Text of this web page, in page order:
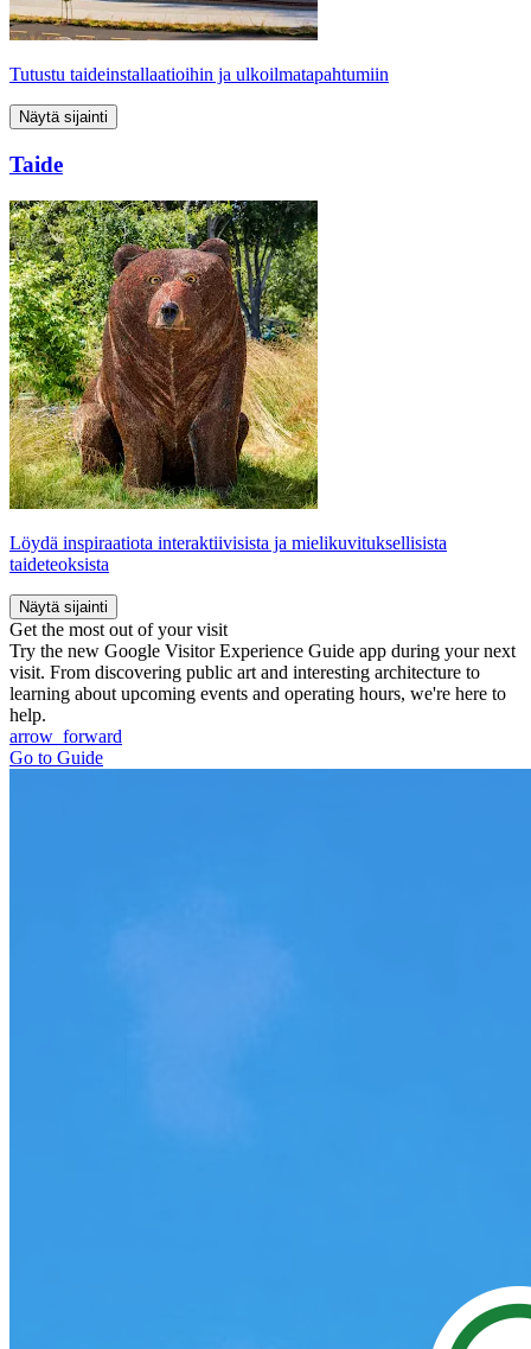
Tutustu taideinstallaatioihin ja ulkoilmatapahtumiin
Näytä sijainti
Taide
Löydä inspiraatiota interaktiivisista ja mielikuvituksellisista
taideteoksista
Näytä sijainti
Get the most out of your visit
Try the new Google Visitor Experience Guide app during your next
visit. From discovering public art and interesting architecture to
learning about upcoming events and operating hours, we're here to
help.
arrow_forward
Go to Guide